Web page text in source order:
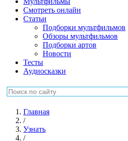
Смотреть онлайн
Статьи
Подборки мультфильмов
Обзоры мультфильмов
Подборки артов
Новости
Тесты
Аудиосказки
Главная
/
Узнать
/